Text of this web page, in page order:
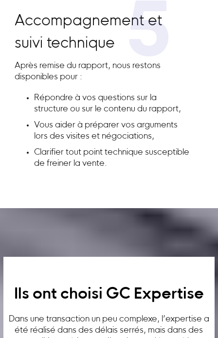
5
Accompagnement et
suivi technique
Après remise du rapport, nous restons
disponibles pour :
Répondre à vos questions sur la
structure ou sur le contenu du rapport,
Vous aider à préparer vos arguments
lors des visites et négociations,
Clarifier tout point technique susceptible
de freiner la vente.
Ils ont choisi GC Expertise
Dans une transaction un peu complexe, l’expertise a
été réalisé dans des délais serrés, mais dans des